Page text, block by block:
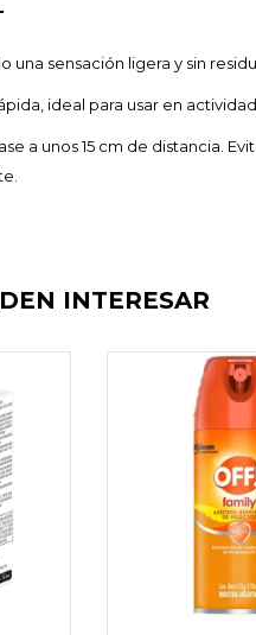
sensación ligera y sin
ideal para usar en
a unos 15 cm de distancia.
INTERESAR